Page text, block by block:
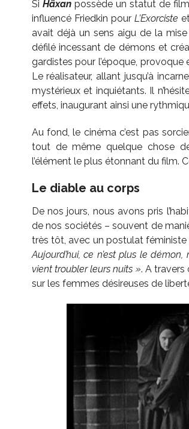
Si Häxan possède un statut de
influencé Friedkin pour L’Exorciste
avait déjà un sens aigu de la
défilé incessant de démons et
gardistes pour l’époque,
Le réalisateur, allant jusqu’à
mystérieux et inquiétants. Il
effets, inaugurant ainsi une
Au fond, le cinéma c’est pas
tout de même quelque chose
l’élément le plus étonnant du film.
Le diable au corps
De nos jours, nous avons pris
de nos sociétés – souvent de
très tôt, avec un postulat féministe
Aujourd’hui, ce n’est plus le
vient troubler leurs nuits ». A travers
sur les femmes désireuses de